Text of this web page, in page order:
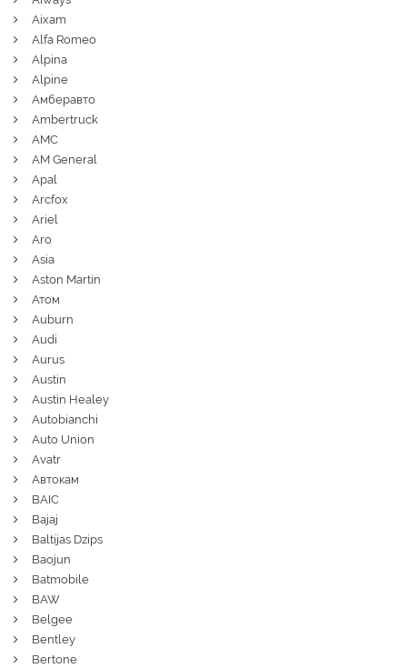
Aixam
Alfa Romeo
Alpina
Alpine
Амберавто
Ambertruck
AMC
AM General
Apal
Arcfox
Ariel
Aro
Asia
Aston Martin
Атом
Auburn
Audi
Aurus
Austin
Austin Healey
Autobianchi
Auto Union
Avatr
Автокам
BAIC
Bajaj
Baltijas Dzips
Baojun
Batmobile
BAW
Belgee
Bentley
Bertone